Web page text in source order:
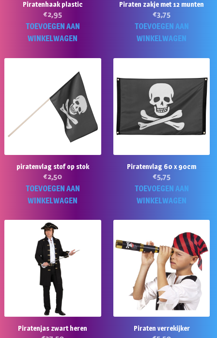
Piratenhaak plastic
€2,95
TOEVOEGEN AAN
WINKELWAGEN
Piraten zakje met 12 munten
€3,75
TOEVOEGEN AAN
WINKELWAGEN
piratenvlag stof op stok
€2,50
TOEVOEGEN AAN
WINKELWAGEN
Piratenvlag 60 x 90cm
€5,75
TOEVOEGEN AAN
WINKELWAGEN
Piratenjas zwart heren Piraten verrekijker